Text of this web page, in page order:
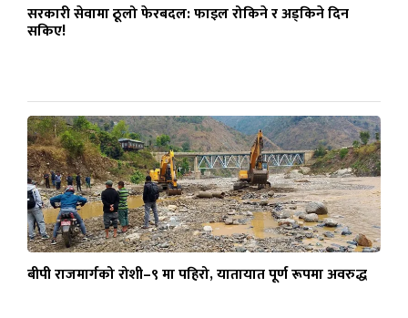
सरकारी सेवामा ठूलो फेरबदल: फाइल रोकिने र अड्किने दिन
सकिए!
बीपी राजमार्गको रोशी–९ मा पहिरो, यातायात पूर्ण रूपमा अवरुद्ध